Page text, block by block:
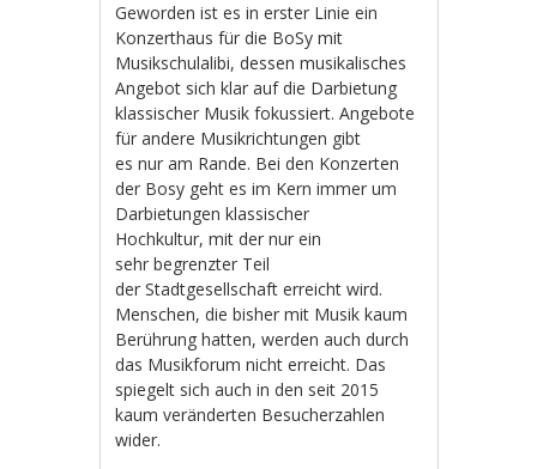
Geworden ist es in erster Linie ein
Konzerthaus für die BoSy mit
Musikschulalibi, dessen musikalisches
Angebot sich klar auf die Darbietung
klassischer Musik fokussiert. Angebote
für andere Musikrichtungen gibt
es nur am Rande. Bei den Konzerten
der Bosy geht es im Kern immer um
Darbietungen klassischer
Hochkultur, mit der nur ein
sehr begrenzter Teil
der Stadtgesellschaft erreicht wird.
Menschen, die bisher mit Musik kaum
Berührung hatten, werden auch durch
das Musikforum nicht erreicht. Das
spiegelt sich auch in den seit 2015
kaum veränderten Besucherzahlen
wider.